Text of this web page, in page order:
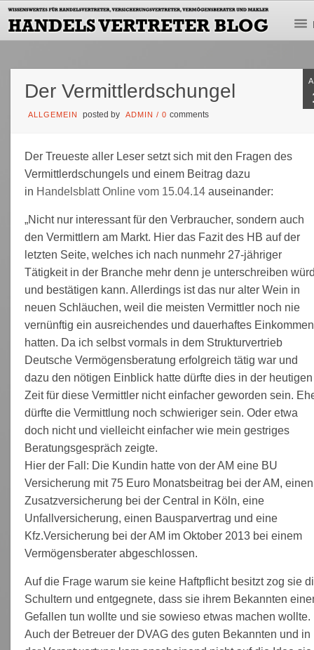
Der Vermittlerdschungel
ALLGEMEIN posted by ADMIN /0comments
Der Treueste aller Leser setzt sich mit den Fragen des
Vermittlerdschungels und einem Beitrag dazu
in Handelsblatt Online vom 15.04.14auseinander:
„Nicht nur interessant für den Verbraucher, sondern auch
den Vermittlern am Markt. Hier das Fazit des HB auf der
letzten Seite, welches ich nach nunmehr 27-jähriger
Tätigkeit in der Branche mehr denn je unterschreiben
und bestätigen kann. Allerdings ist das nur alter Wein in
neuen Schläuchen, weil die meisten Vermittler noch nie
vernünftig ein ausreichendes und dauerhaftes Einkommen
hatten. Da ich selbst vormals in dem Strukturvertrieb
Deutsche Vermögensberatung erfolgreich tätig war und
dazu den nötigen Einblick hatte dürfte dies in der heutigen
Zeit für diese Vermittler nicht einfacher geworden sein.
dürfte die Vermittlung noch schwieriger sein. Oder etwa
doch nicht und vielleicht einfacher wie mein gestriges
Beratungsgespräch zeigte.
Hier der Fall: Die Kundin hatte von der AM eine BU
Versicherung mit 75 Euro Monatsbeitrag bei der AM, einen
Zusatzversicherung bei der Central in Köln, eine
Unfallversicherung, einen Bausparvertrag und eine
Kfz.Versicherung bei der AM im Oktober 2013 bei einem
Vermögensberater abgeschlossen.
Auf die Frage warum sie keine Haftpflicht besitzt zog sie
Schultern und entgegnete, dass sie ihrem Bekannten
Gefallen tun wollte und sie sowieso etwas machen wollte.
Auch der Betreuer der DVAG des guten Bekannten und in